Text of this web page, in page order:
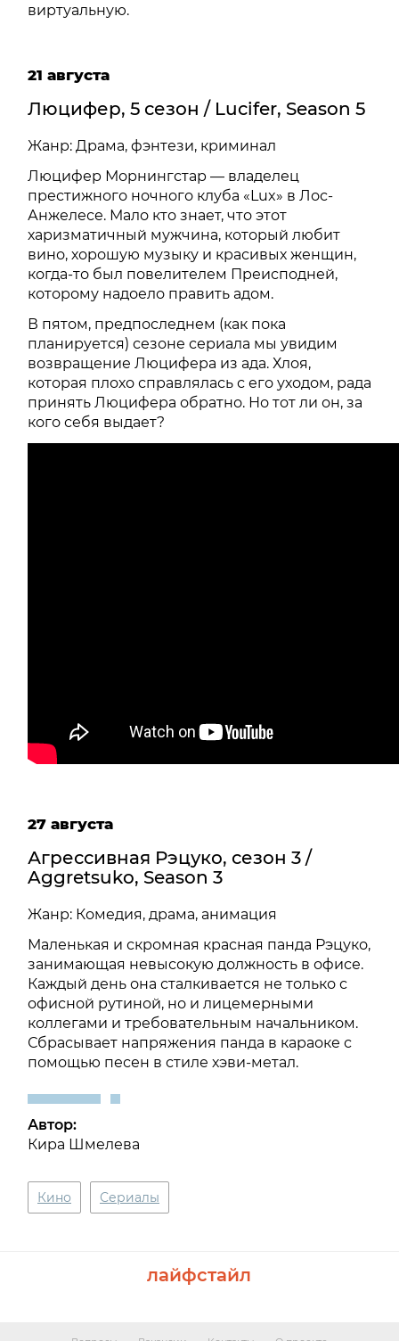
виртуальную.
21 августа
Люцифер, 5 сезон / Lucifer, Season 5
Жанр: Драма, фэнтези, криминал
Люцифер Морнингстар — владелец
престижного ночного клуба «Lux» в Лос-
Анжелесе. Мало кто знает, что этот
харизматичный мужчина, который любит
вино, хорошую музыку и красивых женщин,
когда-то был повелителем Преисподней,
которому надоело править адом.
В пятом, предпоследнем (как пока
планируется) сезоне сериала мы увидим
возвращение Люцифера из ада. Хлоя,
которая плохо справлялась с его уходом, рада
принять Люцифера обратно. Но тот ли он, за
кого себя выдает?
27 августа
Агрессивная Рэцуко, сезон 3 /
Aggretsuko, Season 3
Жанр: Комедия, драма, анимация
Маленькая и скромная красная панда Рэцуко,
занимающая невысокую должность в офисе.
Каждый день она сталкивается не только с
офисной рутиной, но и лицемерными
коллегами и требовательным начальником.
Сбрасывает напряжения панда в караоке с
помощью песен в стиле хэви-метал.
Автор:
Кира Шмелева
Кино Сериалы
лайфстайл